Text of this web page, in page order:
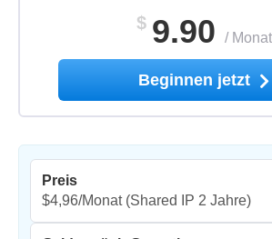
$ 9.90 / Monat
Beginnen jetzt
Preis
$4,96/Monat(Shared IP 2 Jahre)